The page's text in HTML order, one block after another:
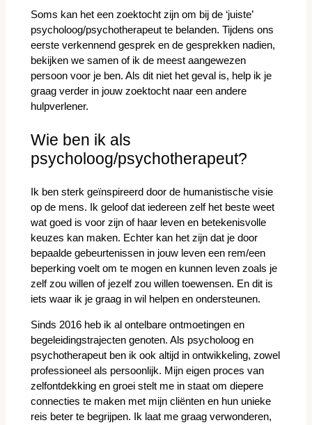
Soms kan het een zoektocht zijn om bij de ‘juiste’
psycholoog/psychotherapeut te belanden. Tijdens ons
eerste verkennend gesprek en de gesprekken nadien,
bekijken we samen of ik de meest aangewezen
persoon voor je ben. Als dit niet het geval is, help ik je
graag verder in jouw zoektocht naar een andere
hulpverlener.
Wie ben ik als
psycholoog/psychotherapeut?
Ik ben sterk geïnspireerd door de humanistische visie
op de mens. Ik geloof dat iedereen zelf het beste weet
wat goed is voor zijn of haar leven en betekenisvolle
keuzes kan maken. Echter kan het zijn dat je door
bepaalde gebeurtenissen in jouw leven een rem/een
beperking voelt om te mogen en kunnen leven zoals je
zelf zou willen of jezelf zou willen toewensen. En dit is
iets waar ik je graag in wil helpen en ondersteunen.
Sinds 2016 heb ik al ontelbare ontmoetingen en
begeleidingstrajecten genoten. Als psycholoog en
psychotherapeut ben ik ook altijd in ontwikkeling, zowel
professioneel als persoonlijk. Mijn eigen proces van
zelfontdekking en groei stelt me in staat om diepere
connecties te maken met mijn cliënten en hun unieke
reis beter te begrijpen. Ik laat me graag verwonderen,